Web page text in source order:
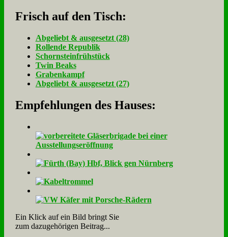
Frisch auf den Tisch:
Ab­ge­liebt & aus­ge­setzt (28)
Rol­len­de Re­pu­blik
Schorn­stein­früh­stück
Twin Beaks
Gra­ben­kampf
Ab­ge­liebt & aus­ge­setzt (27)
Empfehlungen des Hauses:
Ein Klick auf ein Bild bringt Sie
zum dazugehörigen Beitrag...